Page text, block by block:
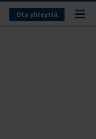
Ota yhteyttä